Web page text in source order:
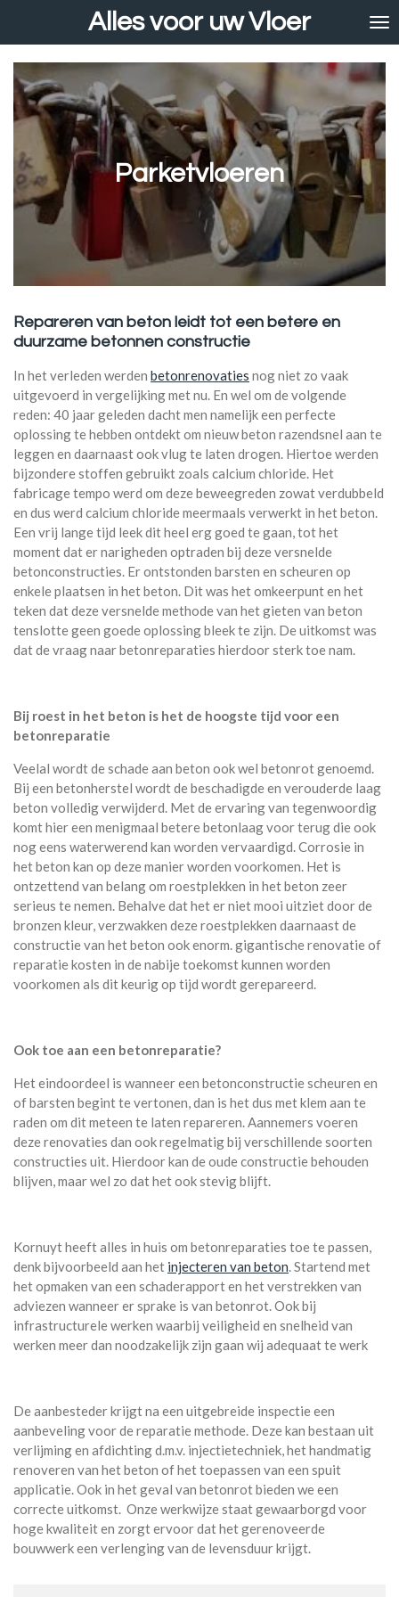
de
hoofdinhoud
Alles voor uw Vloer
Parketvloeren
Repareren van beton leidt tot een betere en
duurzame betonnen constructie
In het verleden werden betonrenovaties nog niet zo vaak
uitgevoerd in vergelijking met nu. En wel om de volgende
reden: 40 jaar geleden dacht men namelijk een perfecte
oplossing te hebben ontdekt om nieuw beton razendsnel aan te
leggen en daarnaast ook vlug te laten drogen. Hiertoe werden
bijzondere stoffen gebruikt zoals calcium chloride. Het
fabricage tempo werd om deze beweegreden zowat verdubbeld
en dus werd calcium chloride meermaals verwerkt in het beton.
Een vrij lange tijd leek dit heel erg goed te gaan, tot het
moment dat er narigheden optraden bij deze versnelde
betonconstructies. Er ontstonden barsten en scheuren op
enkele plaatsen in het beton. Dit was het omkeerpunt en het
teken dat deze versnelde methode van het gieten van beton
tenslotte geen goede oplossing bleek te zijn. De uitkomst was
dat de vraag naar betonreparaties hierdoor sterk toe nam.
Bij roest in het beton is het de hoogste tijd voor een
betonreparatie
Veelal wordt de schade aan beton ook wel betonrot genoemd.
Bij een betonherstel wordt de beschadigde en verouderde laag
beton volledig verwijderd. Met de ervaring van tegenwoordig
komt hier een menigmaal betere betonlaag voor terug die ook
nog eens waterwerend kan worden vervaardigd. Corrosie in
het beton kan op deze manier worden voorkomen. Het is
ontzettend van belang om roestplekken in het beton zeer
serieus te nemen. Behalve dat het er niet mooi uitziet door de
bronzen kleur, verzwakken deze roestplekken daarnaast de
constructie van het beton ook enorm. gigantische renovatie of
reparatie kosten in de nabije toekomst kunnen worden
voorkomen als dit keurig op tijd wordt gerepareerd.
Ook toe aan een betonreparatie?
Het eindoordeel is wanneer een betonconstructie scheuren en
of barsten begint te vertonen, dan is het dus met klem aan te
raden om dit meteen te laten repareren. Aannemers voeren
deze renovaties dan ook regelmatig bij verschillende soorten
constructies uit. Hierdoor kan de oude constructie behouden
blijven, maar wel zo dat het ook stevig blijft.
Kornuyt heeft alles in huis om betonreparaties toe te passen,
denk bijvoorbeeld aan het injecteren van beton. Startend met
het opmaken van een schaderapport en het verstrekken van
adviezen wanneer er sprake is van betonrot. Ook bij
infrastructurele werken waarbij veiligheid en snelheid van
werken meer dan noodzakelijk zijn gaan wij adequaat te werk
De aanbesteder krijgt na een uitgebreide inspectie een
aanbeveling voor de reparatie methode. Deze kan bestaan uit
verlijming en afdichting d.m.v. injectietechniek, het handmatig
renoveren van het beton of het toepassen van een spuit
applicatie. Ook in het geval van betonrot bieden we een
correcte uitkomst. Onze werkwijze staat gewaarborgd voor
hoge kwaliteit en zorgt ervoor dat het gerenoveerde
bouwwerk een verlenging van de levensduur krijgt.